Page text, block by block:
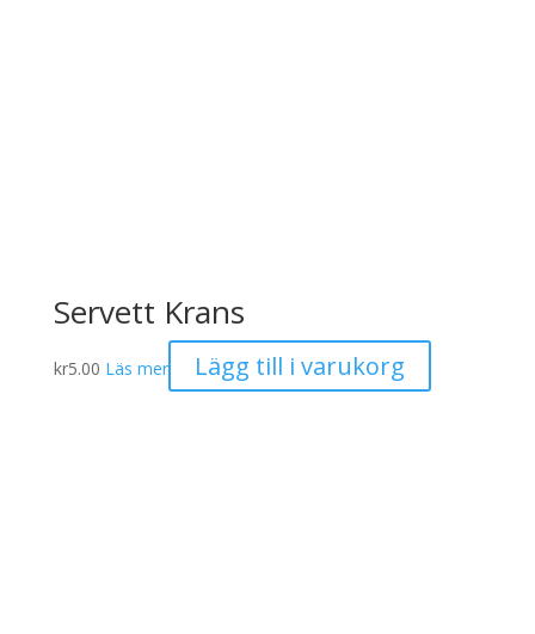
Servett Krans
kr5.00 Läs mer Lägg till i varukorg